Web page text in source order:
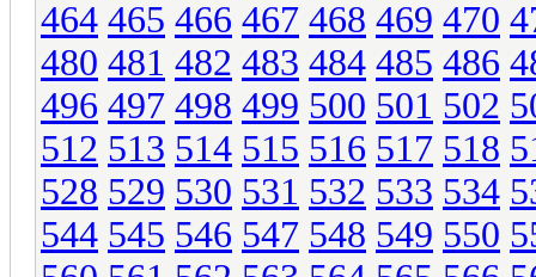
464 465 466 467 468 469 470
480 481 482 483 484 485 486
496 497 498 499 500 501 502
512 513 514 515 516 517 518
528 529 530 531 532 533 534
544 545 546 547 548 549 550